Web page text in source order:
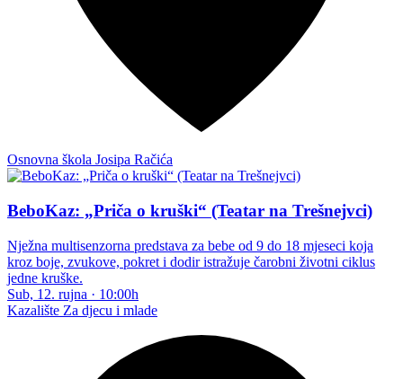
Osnovna škola Josipa Račića
BeboKaz: „Priča o kruški“ (Teatar na Trešnejvci)
Nježna multisenzorna predstava za bebe od 9 do 18 mjeseci koja
kroz boje, zvukove, pokret i dodir istražuje čarobni životni ciklus
jedne kruške.
Sub, 12. rujna · 10:00h
Kazalište Za djecu i mlade